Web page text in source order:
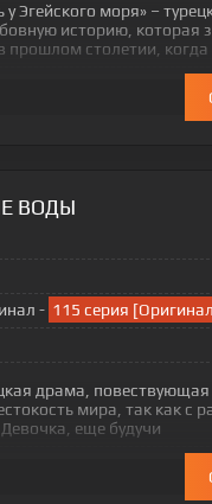
у Эгейского моря» –
историю, которая
прошлом столетии, когда
ВОДЫ
- 115 серия
драма,
мира, так как с
еще будучи